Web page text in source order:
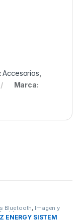
Accesorios
Marca:
Bluetooth, Imagen y
ENERGY SISTEM